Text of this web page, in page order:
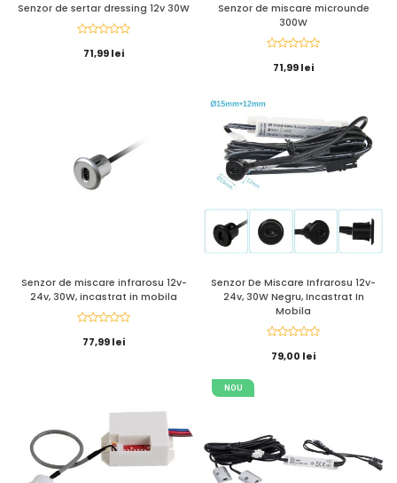
Senzor de sertar dressing 12v 30W
71,99 lei
Senzor de miscare microunde
300W
71,99 lei
Senzor de miscare infrarosu 12v-
24v, 30W, incastrat in mobila
77,99 lei
Senzor De Miscare Infrarosu 12v-
24v, 30W Negru, Incastrat In
Mobila
79,00 lei
NOU